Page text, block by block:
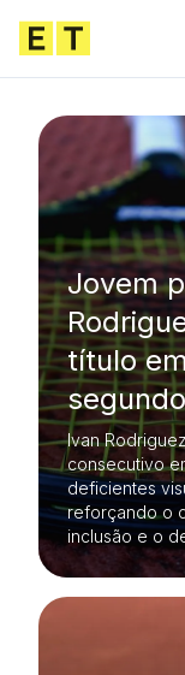
Jovem
título
Ivan
consecutivo
deficientes
reforçando o
inclusão e o